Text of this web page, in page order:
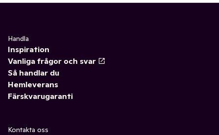
Handla
Inspiration
Vanliga frågor och svar
Så handlar du
Hemleverans
Färskvarugaranti
Kontakta oss